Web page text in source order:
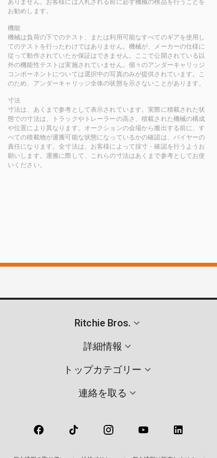
ありません。お客様には入札される前に必ず機械の検品を行うことを
お勧めします。
機能
機械は負荷の下でのテスト、または利用可能なすべてのギアを使用し
てのテストを行ったわけではありません。機械が、メーカーの仕様に
従って動作されていたか保証はできません。ここで公開されている以
外の機能性テストは実施されていません。個々のアンダーキャリッジ
コンポーネントについては選択中の写真のみが提供されています。こ
のため、アンダーキャリッジ全体の状態を示さないことがあります。
寸法
寸法は、あくまで参考として表示されています。実際に積載された状
態での寸法は、トラックやトレーラーの高さ、積載された機械の構成
や位置により異なります。オークションの会場から搬出する前に、す
べての積載物が運搬可能な状態になっているかの確認は、バイヤーの
責任になります。全寸法は、お客様によって採寸・確認を行うようお
願いします。運搬に際して、これらの寸法はあくまで参考としてお使
いください。
Ritchie Bros.
詳細情報
トップカテゴリー
連絡を取る